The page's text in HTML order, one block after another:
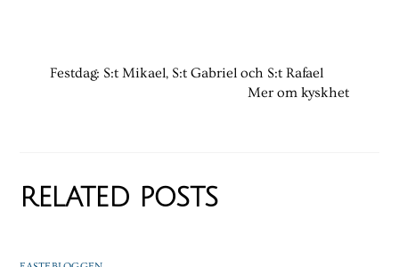
Festdag: S:t Mikael, S:t Gabriel och S:t Rafael
Mer om kyskhet
RELATED POSTS